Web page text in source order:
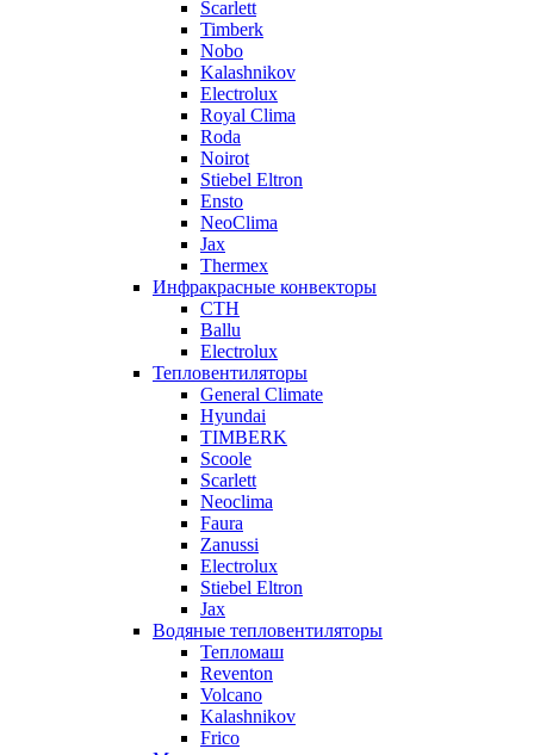
Scarlett
Timberk
Nobo
Kalashnikov
Electrolux
Royal Clima
Roda
Noirot
Stiebel Eltron
Ensto
NeoClima
Jax
Thermex
Инфракрасные конвекторы
CTH
Ballu
Electrolux
Тепловентиляторы
General Climate
Hyundai
TIMBERK
Scoole
Scarlett
Neoclima
Faura
Zanussi
Electrolux
Stiebel Eltron
Jax
Водяные тепловентиляторы
Тепломаш
Reventon
Volcano
Kalashnikov
Frico